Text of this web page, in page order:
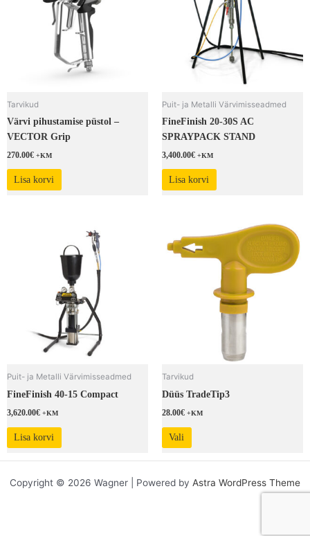
Tarvikud
Värvi pihustamise püstol –
VECTOR Grip
270.00€ +KM
Lisa korvi
Puit- ja Metalli Värvimisseadmed
FineFinish 20-30S AC
SPRAYPACK STAND
3,400.00€ +KM
Lisa korvi
Puit- ja Metalli Värvimisseadmed
FineFinish 40-15 Compact
3,620.00€ +KM
Lisa korvi
Tarvikud
Düüs TradeTip3
28.00€ +KM
Vali
product
has
variants.
options
on
the
product
page
Copyright © 2026 Wagner | Powered by Astra WordPress Theme